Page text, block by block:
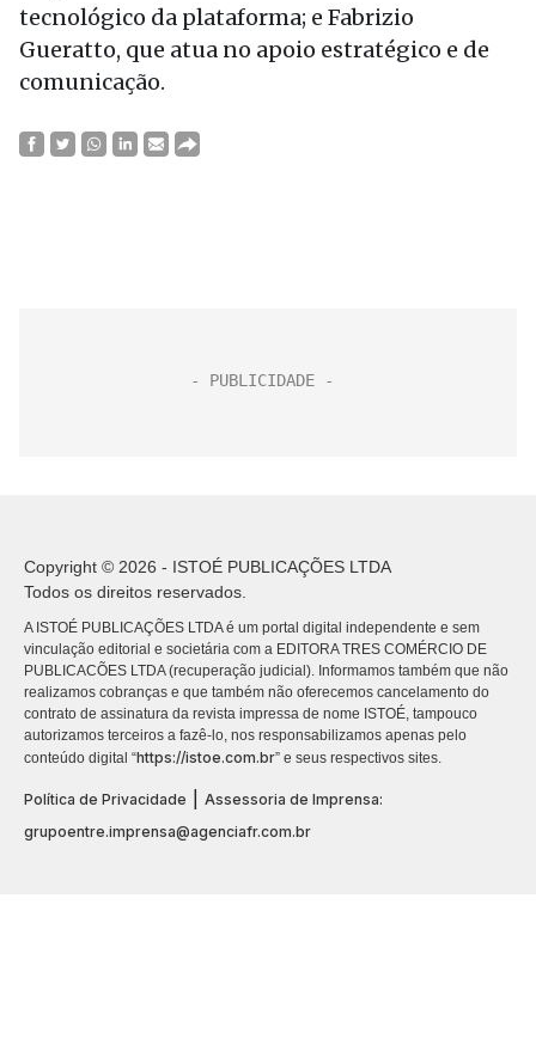
tecnológico da plataforma; e Fabrizio
Gueratto, que atua no apoio estratégico e de
comunicação.
Copyright © 2026 - ISTOÉ PUBLICAÇÕES LTDA
Todos os direitos reservados.
A ISTOÉ PUBLICAÇÕES LTDA é um portal digital independente e sem
vinculação editorial e societária com a EDITORA TRES COMÉRCIO DE
PUBLICACÕES LTDA (recuperação judicial). Informamos também que não
realizamos cobranças e que também não oferecemos cancelamento do
contrato de assinatura da revista impressa de nome ISTOÉ, tampouco
autorizamos terceiros a fazê-lo, nos responsabilizamos apenas pelo
conteúdo digital “https://istoe.com.br” e seus respectivos sites.
Política de Privacidade
Assessoria de Imprensa:
grupoentre.imprensa@agenciafr.com.br